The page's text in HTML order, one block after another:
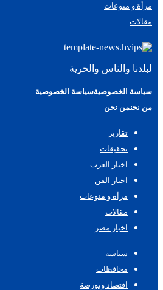
مرأة و منوعات
مقالات
لبلدنا والناس والحرية
سياسة الخصوصيةسياسة الخصوصية
من نحنمن نحن
تقارير
تحقيقات
اخبار العرب
اخبار الفن
مرأة و منوعات
مقالات
اخبار مصر
سياسة
محافظات
اقتصاد وبورصة